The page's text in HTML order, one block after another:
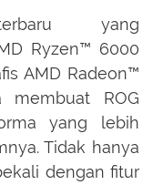
yang
Ryzen™ 6000
AMD Radeon™
membuat ROG
yang lebih
Tidak hanya
dengan fitur